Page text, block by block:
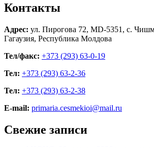
Контакты
Адрес: ул. Пирогова 72, MD-5351, с.
Гагаузия, Республика Молдова
Тел/факс: +373 (293) 63-0-19
Тел: +373 (293) 63-2-36
Тел: +373 (293) 63-2-38
E-mail: primaria.cesmekioi@mail.ru
Свежие записи